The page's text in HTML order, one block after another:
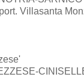
Villasanta